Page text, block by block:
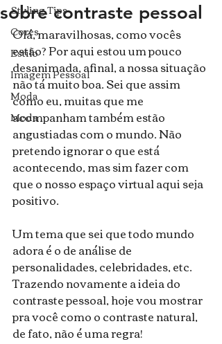
Styling Tips
Cores
Estilo
Imagem Pessoal
Moda
Moda
sobre contraste pessoal
Olá, maravilhosas, como vocês
estão? Por aqui estou um pouco
desanimada, afinal, a nossa situação
não tá muito boa. Sei que assim
como eu, muitas que me
acompanham também estão
angustiadas com o mundo. Não
pretendo ignorar o que está
acontecendo, mas sim fazer com
que o nosso espaço virtual aqui seja
positivo.
Um tema que sei que todo mundo
adora é o de análise de
personalidades, celebridades, etc.
Trazendo novamente a ideia do
contraste pessoal, hoje vou mostrar
pra você como o contraste natural,
de fato, não é uma regra!